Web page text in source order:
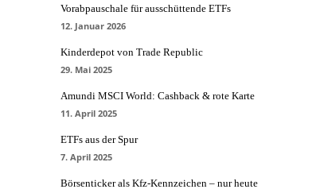
Vorabpauschale für ausschüttende ETFs
12. Januar 2026
Kinderdepot von Trade Republic
29. Mai 2025
Amundi MSCI World: Cashback & rote Karte
11. April 2025
ETFs aus der Spur
7. April 2025
Börsenticker als Kfz-Kennzeichen – nur heute